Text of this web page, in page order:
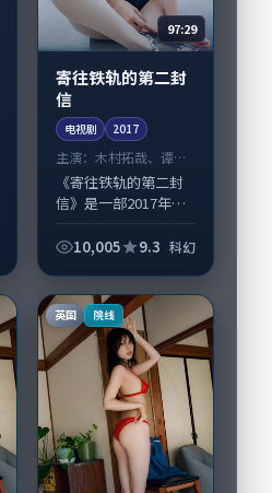
97:29
寄往铁轨的第二封
信
电视剧 2017
主演：木村拓哉、谭卓
等
《寄往铁轨的第二封
信》是一部2017年前
剧，由庵野秀明执
演员亦参与重要戏
份。故事围绕当代都
市...
10,005 9.3 科幻
英国 院线